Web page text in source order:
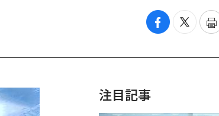
注目記事